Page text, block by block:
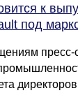
к
под